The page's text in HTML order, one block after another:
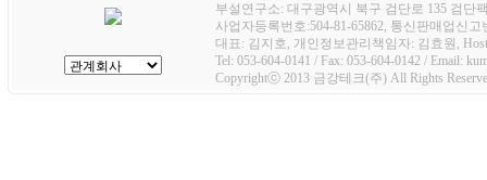
부설연구소: 대구광역시 북구 검단로 135 검단
사업자등록번호:504-81-65862, 통신판매업신고
대표: 김지호, 개인정보관리책임자: 김효원,
Tel: 053-604-0141 / Fax: 053-604-0142 / Email:
Copyrightⓒ 2013 금강테크(주) All Rights